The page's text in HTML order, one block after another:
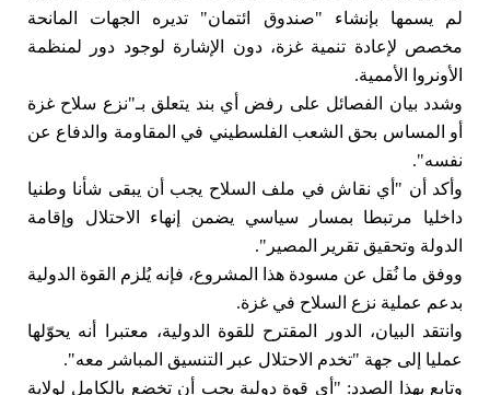
لم يسمها بإنشاء "صندوق ائتمان" تديره الجهات المانحة
مخصص لإعادة تنمية غزة، دون الإشارة لوجود دور لمنظمة
الأونروا الأممية.
وشدد بيان الفصائل على رفض أي بند يتعلق بـ"نزع سلاح غزة
أو المساس بحق الشعب الفلسطيني في المقاومة والدفاع عن
نفسه".
وأكد أن "أي نقاش في ملف السلاح يجب أن يبقى شأنا وطنيا
داخليا مرتبطا بمسار سياسي يضمن إنهاء الاحتلال وإقامة
الدولة وتحقيق تقرير المصير".
ووفق ما نُقل عن مسودة هذا المشروع، فإنه يُلزم القوة الدولية
بدعم عملية نزع السلاح في غزة.
وانتقد البيان، الدور المقترح للقوة الدولية، معتبرا أنه يحوّلها
عمليا إلى جهة "تخدم الاحتلال عبر التنسيق المباشر معه".
وتابع بهذا الصدد: "أي قوة دولية يجب أن تخضع بالكامل لولاية